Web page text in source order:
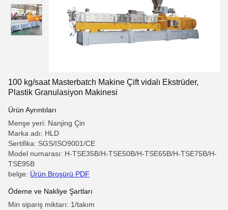
100 kg/saat Masterbatch Makine Çift vidalı Ekstrüder,
Plastik Granulasiyon Makinesi
Ürün Ayrıntıları
Menşe yeri: Nanjing Çin
Marka adı: HLD
Sertifika: SGS/ISO9001/CE
Model numarası: H-TSE35B/H-TSE50B/H-TSE65B/H-TSE75B/H-
TSE95B
belge: Ürün Broşürü PDF
Ödeme ve Nakliye Şartları
Min sipariş miktarı: 1/takım